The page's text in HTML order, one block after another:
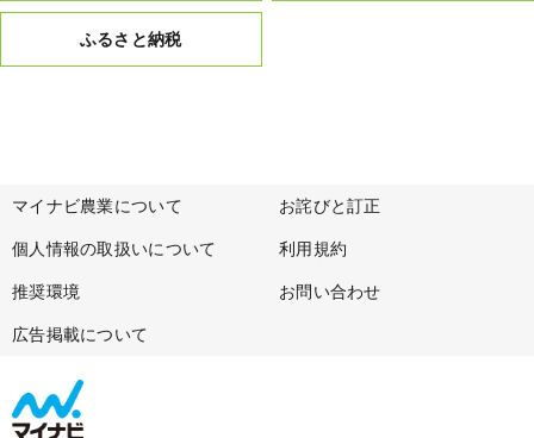
ふるさと納税
マイナビ農業について お詫びと訂正
個人情報の取扱いについて 利用規約
推奨環境 お問い合わせ
広告掲載について